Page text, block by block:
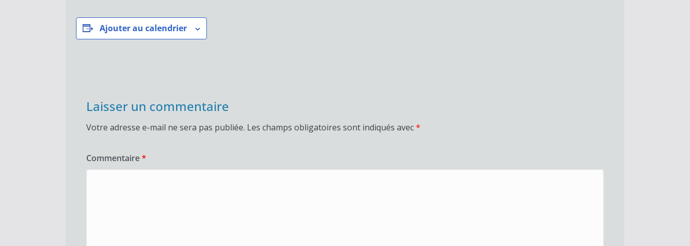
Ajouter au calendrier
Laisser un commentaire
Votre adresse e-mail ne sera pas publiée. Les champs obligatoires sont indiqués avec*
Commentaire*